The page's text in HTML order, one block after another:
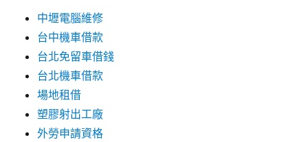
中壢電腦維修
台中機車借款
台北免留車借錢
台北機車借款
場地租借
塑膠射出工廠
外勞申請資格